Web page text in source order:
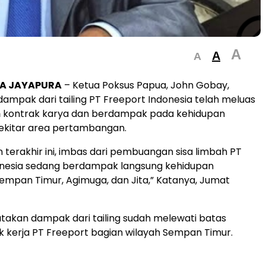
A A A
JAYAPURA – Ketua Poksus Papua, John Gobay,
dari tailing PT Freeport Indonesia telah meluas
kontrak karya dan berdampak pada kehidupan
area pertambangan.
terakhir ini, imbas dari pembuangan sisa limbah PT
sedang berdampak langsung kehidupan
Timur, Agimuga, dan Jita,” Katanya, Jumat
dampak dari tailing sudah melewati batas
kerja PT Freeport bagian wilayah Sempan Timur.